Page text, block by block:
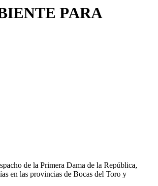
PARA
de la Primera Dama de la República,
en las provincias de Bocas del Toro y